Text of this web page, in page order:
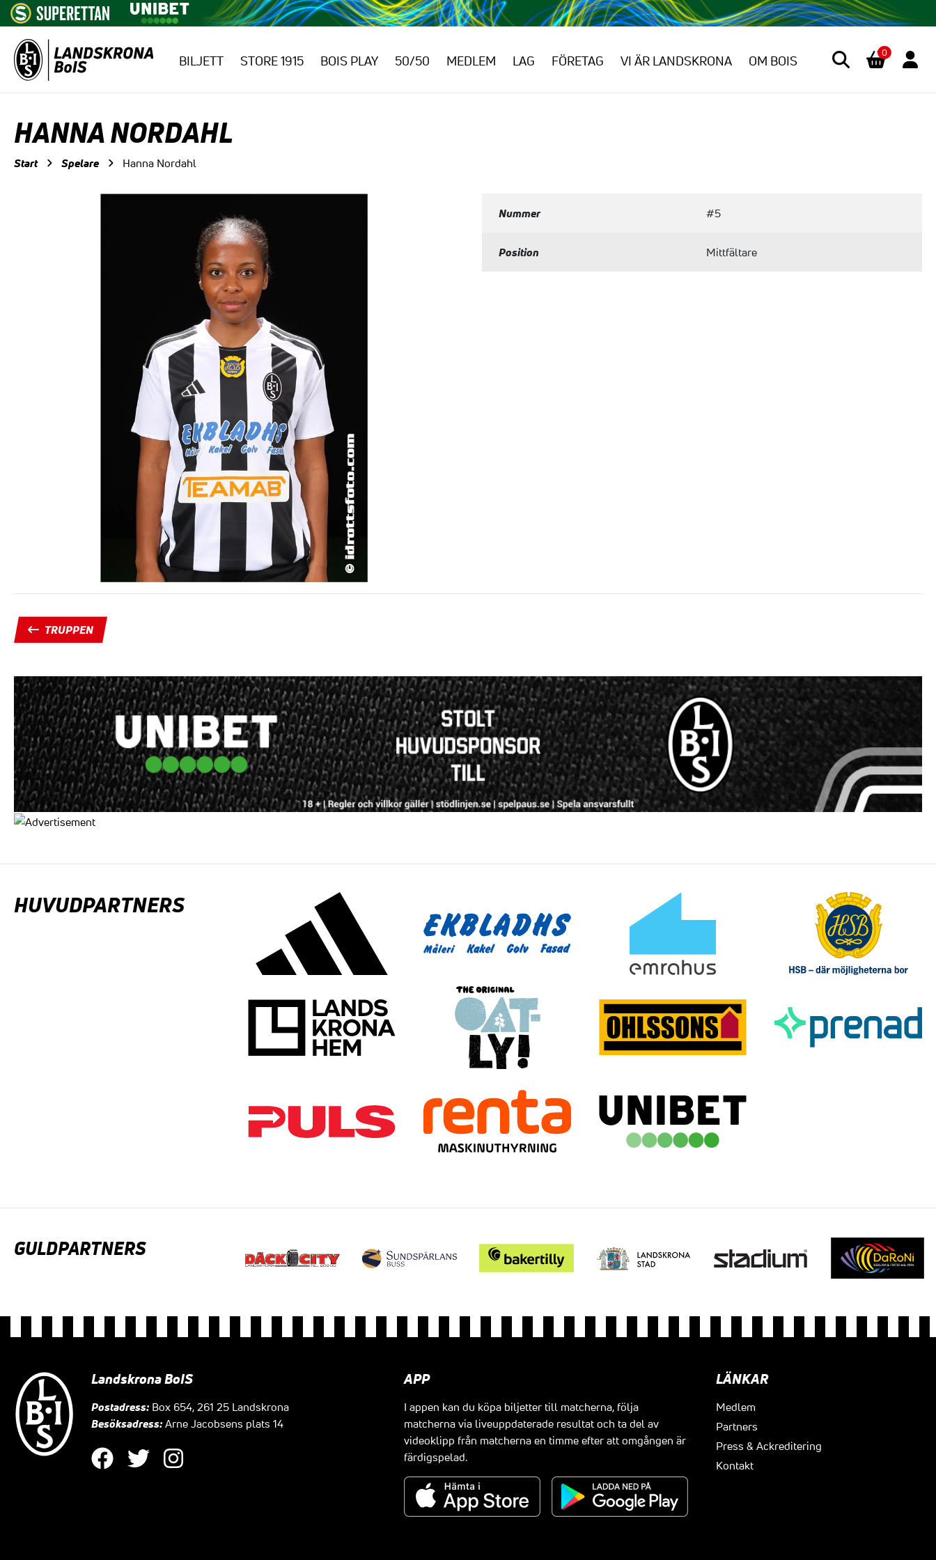
BILJETT STORE 1915 BOIS PLAY 50/50 MEDLEM LAG FÖRETAG VI ÄR LANDSKRONA OM BOIS
0
HANNA NORDAHL
Start Spelare Hanna Nordahl
Nummer #5
Position Mittfältare
TRUPPEN
HUVUDPARTNERS
GULDPARTNERS
Landskrona BoIS
Postadress:Box 654, 261 25 Landskrona
Besöksadress:Arne Jacobsens plats 14
APP
I appen kan du köpa biljetter till matcherna, följa
matcherna via liveuppdaterade resultat och ta del av
videoklipp från matcherna en timme efter att omgången är
färdigspelad.
LÄNKAR
Medlem
Partners
Press & Ackreditering
Kontakt